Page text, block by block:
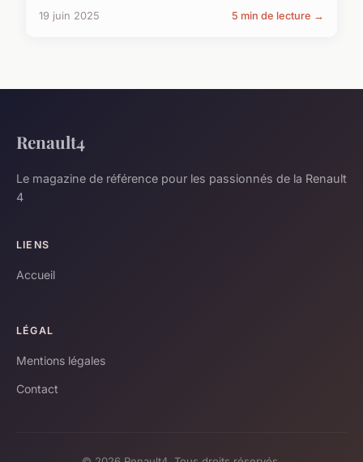
19 juin 2025 5 min de lecture →
Renault4
Le magazine de référence pour les passionnés de la Renault
4
LIENS
Accueil
LÉGAL
Mentions légales
Contact